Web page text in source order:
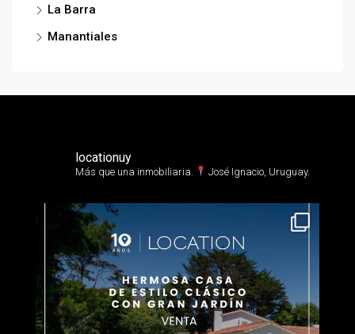
La Barra
Manantiales
locationuy
Más que una inmobiliaria.⁣ José Ignacio, Uruguay.